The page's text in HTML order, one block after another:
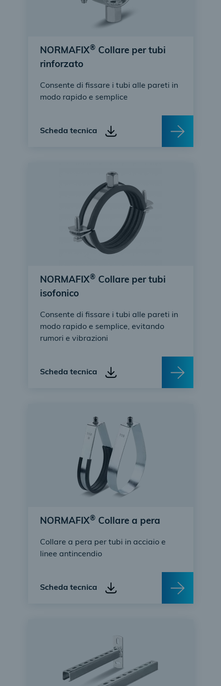
NORMAFIX® Collare per tubi
rinforzato
Consente di fissare i tubi alle pareti in
modo rapido e semplice
Scheda tecnica
NORMAFIX® Collare per tubi
isofonico
Consente di fissare i tubi alle pareti in
modo rapido e semplice, evitando
rumori e vibrazioni
Scheda tecnica
NORMAFIX® Collare a pera
Collare a pera per tubi in acciaio e
linee antincendio
Scheda tecnica